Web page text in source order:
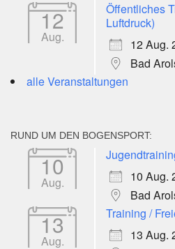
12
Aug.
Öffentliches
Luftdruck)
12 Aug.
Bad
alle Veranstaltungen
RUND UM DEN BOGENSPORT:
10
Aug.
10 Aug.
Bad
13
Aug.
Training /
13 Aug.